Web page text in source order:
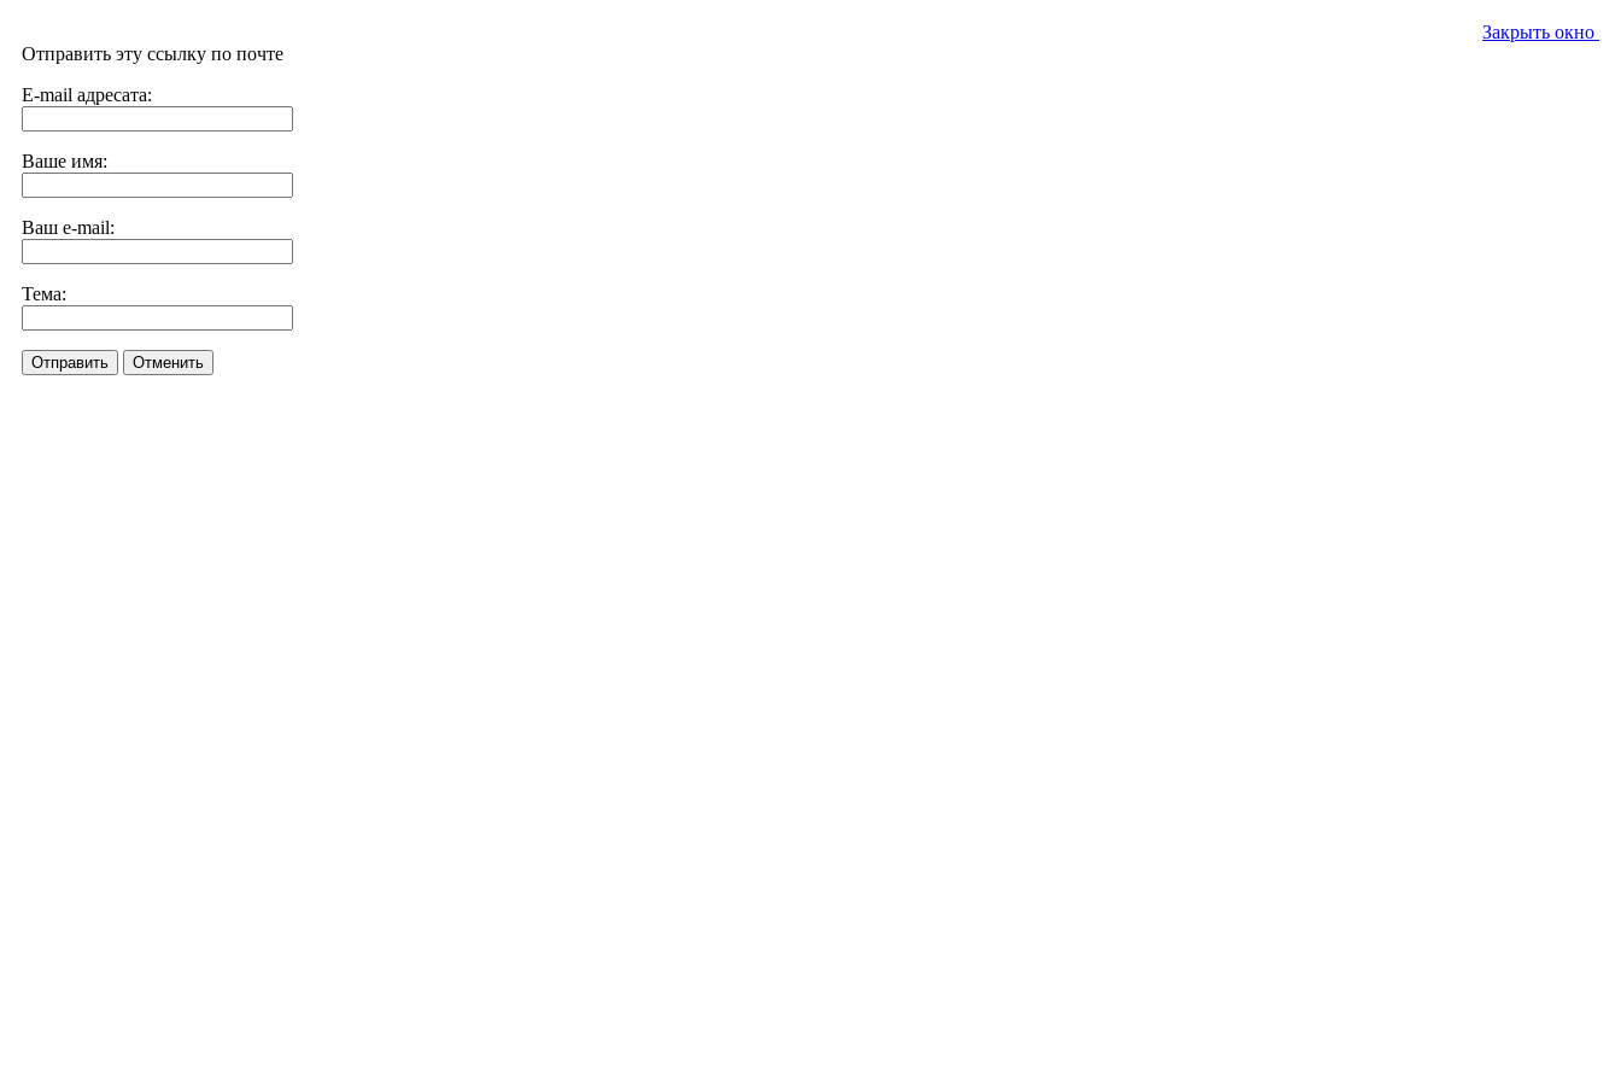
Закрыть окно
Отправить эту ссылку по почте
E-mail адресата:
Ваше имя:
Ваш e-mail:
Тема:
Отправить Отменить